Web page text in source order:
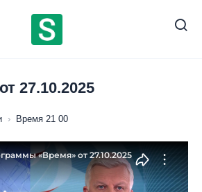
27.10.2025
› Время 21 00